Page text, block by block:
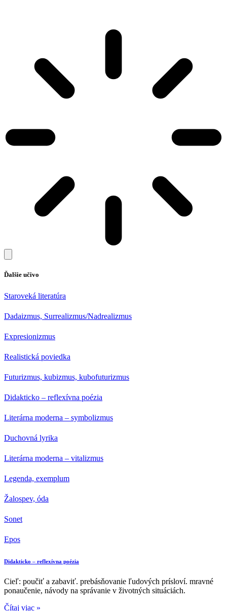
Ďalšie učivo
Staroveká literatúra
Dadaizmus, Surrealizmus/Nadrealizmus
Expresionizmus
Realistická poviedka
Futurizmus, kubizmus, kubofuturizmus
Didakticko – reflexívna poézia
Literárna moderna – symbolizmus
Duchovná lyrika
Literárna moderna – vitalizmus
Legenda, exemplum
Žalospev, óda
Sonet
Epos
Didakticko – reflexívna poézia
Cieľ: poučiť a zabaviť. prebásňovanie ľudových prísloví. mravné
ponaučenie, návody na správanie v životných situáciách.
Čítaj viac »